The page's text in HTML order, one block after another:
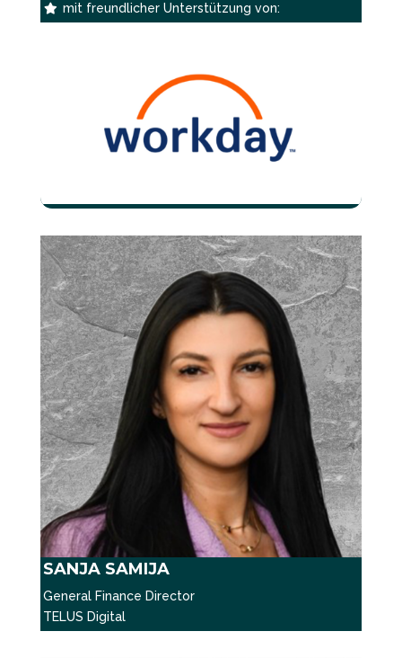
 mit freundlicher Unterstützung von:
SANJA SAMIJA
General Finance Director
TELUS Digital